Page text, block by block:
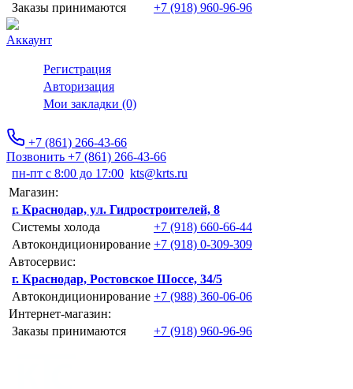
Заказы принимаются
+7 (918) 960-96-96
Аккаунт
Регистрация
Авторизация
Мои закладки (0)
+7 (861) 266-43-66
Позвонить +7 (861) 266-43-66
пн-пт с 8:00 до 17:00 kts@krts.ru
Магазин:
г. Краснодар, ул. Гидростроителей, 8
Системы холода
+7 (918) 660-66-44
Автокондиционирование +7 (918) 0-309-309
Автосервис:
г. Краснодар, Ростовское Шоссе, 34/5
Автокондиционирование +7 (988) 360-06-06
Интернет-магазин:
Заказы принимаются
+7 (918) 960-96-96